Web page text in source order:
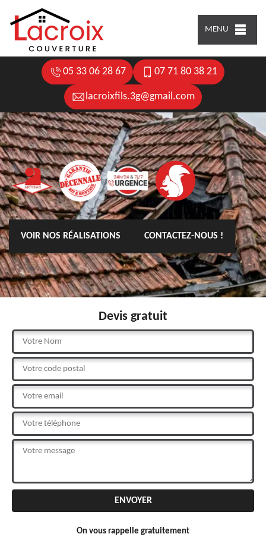
MENU
05 33 06 28 67 07 71 80 38 21
lacroixfils.3g@gmail.com
VOIR NOS RÉALISATIONS CONTACTEZ-NOUS !
Devis gratuit
On vous rappelle gratuitement